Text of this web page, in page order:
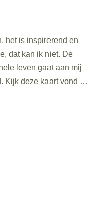
het is inspirerend en
dat kan ik niet. De
leven gaat aan mij
Kijk deze kaart vond ik,